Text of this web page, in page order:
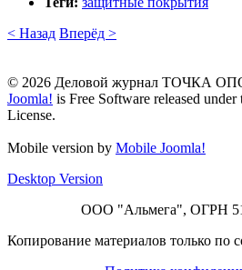
< Назад Вперёд >
© 2026 Деловой журнал ТОЧКА
Joomla! is Free Software released
License.
Mobile version by Mobile Joomla!
Desktop Version
ООО "Альмега", ОГРН
Копирование материалов только по